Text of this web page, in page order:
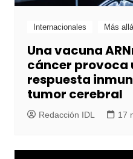
Internacionales Más allá
Una vacuna
cáncer provoca
respuesta
tumor cerebral
Redacción IDL 17